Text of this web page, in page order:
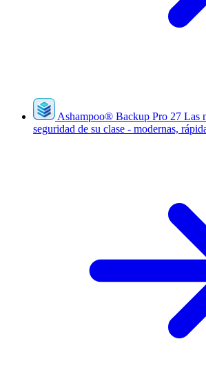
Ashampoo® Backup Pro 27 Las
seguridad de su clase - modernas,